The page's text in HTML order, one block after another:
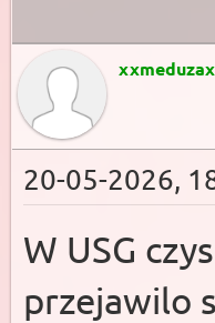
20-05-2026,
W USG
przejawilo